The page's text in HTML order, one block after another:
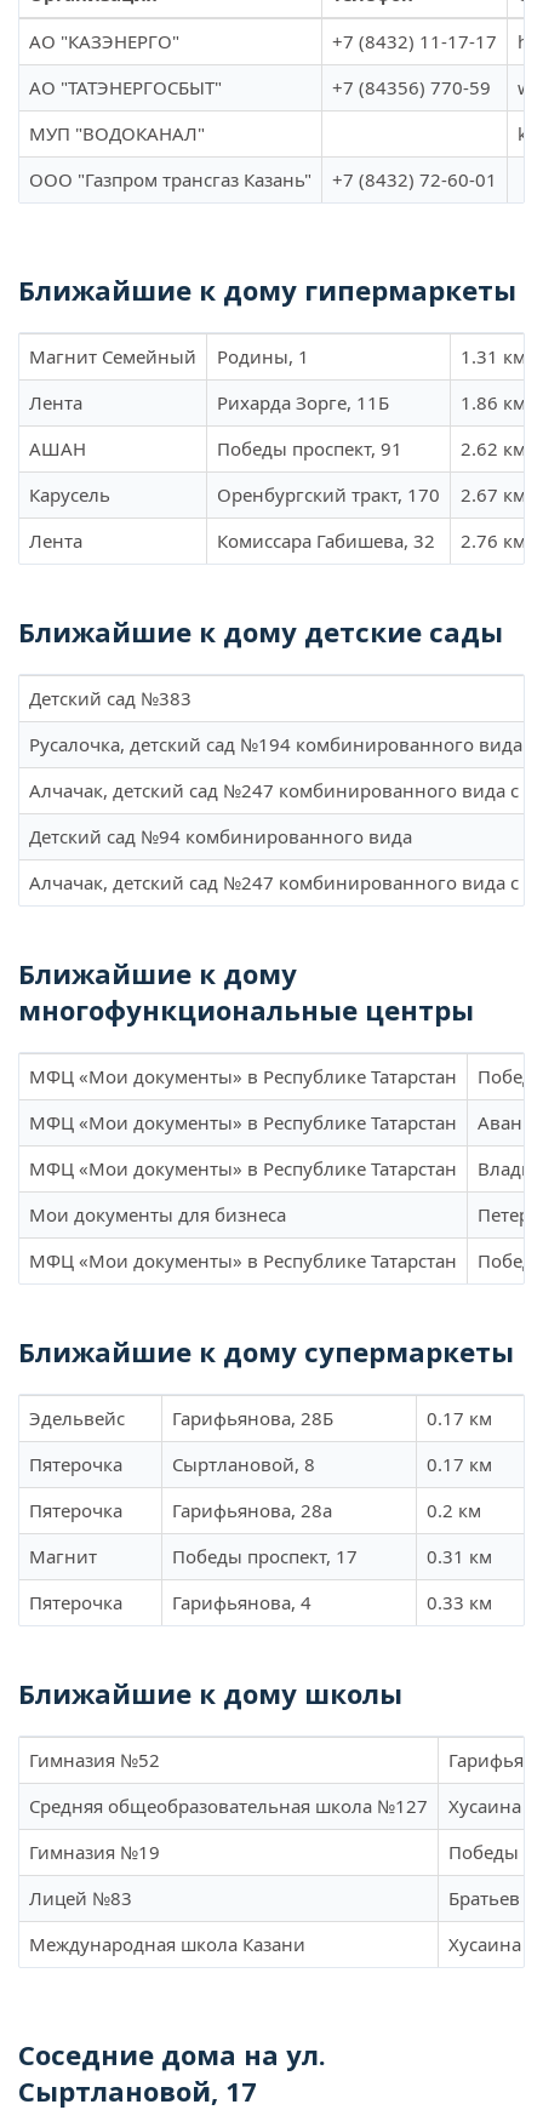
АО "КАЗЭНЕРГО"
+7 (8432) 11-17-17
АО "ТАТЭНЕРГОСБЫТ"
+7 (84356) 770-59
МУП "ВОДОКАНАЛ"
ООО "Газпром трансгаз Казань"
+7 (8432) 72-60-01
Ближайшие к дому гипермаркеты
Магнит Семейный Родины, 1
1.31 км
Лента
Рихарда Зорге, 11Б
1.86 км
АШАН
Победы проспект, 91
2.62 км
Карусель
Оренбургский тракт, 170
2.67 км
Лента
Комиссара Габишева, 32 2.76 км
Ближайшие к дому детские сады
Детский сад №383
Русалочка, детский сад №194 комбинированного вида
Алчачак, детский сад №247 комбинированного вида с
Детский сад №94 комбинированного вида
Алчачак, детский сад №247 комбинированного вида с
Ближайшие к дому
многофункциональные центры
МФЦ «Мои документы» в Республике Татарстан
МФЦ «Мои документы» в Республике Татарстан
МФЦ «Мои документы» в Республике Татарстан
Мои документы для бизнеса
МФЦ «Мои документы» в Республике Татарстан
Ближайшие к дому супермаркеты
Эдельвейс Гарифьянова, 28Б
0.17 км
Пятерочка
Сыртлановой, 8
0.17 км
Пятерочка
Гарифьянова, 28а
0.2 км
Магнит
Победы проспект, 17
0.31 км
Пятерочка
Гарифьянова, 4 0.33 км
Ближайшие к дому школы
Гимназия №52
Средняя общеобразовательная школа №127
Хусаина
Гимназия №19
Победы
Лицей №83
Братьев
Международная школа Казани
Хусаина
Соседние дома на ул.
Сыртлановой, 17